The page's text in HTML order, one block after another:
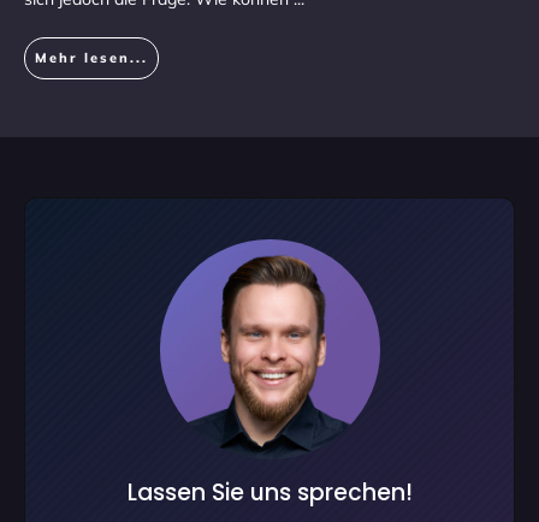
Mehr lesen...
Lassen Sie uns sprechen!